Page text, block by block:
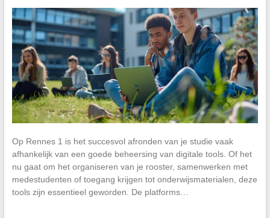
Op Rennes 1 is het succesvol afronden van je studie vaak
afhankelijk van een goede beheersing van digitale tools. Of het
nu gaat om het organiseren van je rooster, samenwerken met
medestudenten of toegang krijgen tot onderwijsmaterialen, deze
tools zijn essentieel geworden. De platforms…